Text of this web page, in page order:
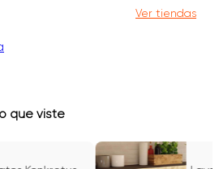
Ver tiendas
que viste